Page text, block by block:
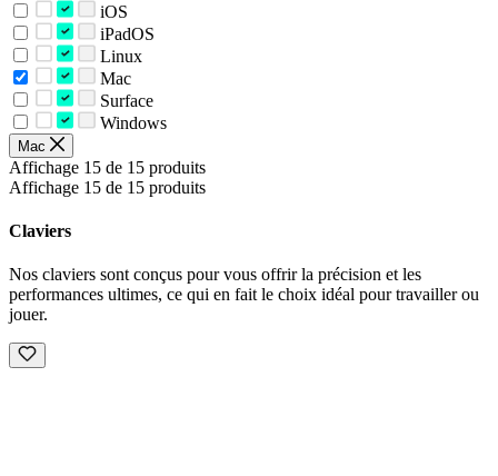
iOS
iPadOS
Linux
Mac
Surface
Windows
Mac
Affichage 15 de 15 produits
Affichage 15 de 15 produits
Claviers
Nos claviers sont conçus pour vous offrir la précision et les
performances ultimes, ce qui en fait le choix idéal pour travailler ou
jouer.